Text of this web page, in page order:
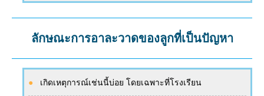
ลักษณะการอาละวาดของลูกที่เป็นปัญหา
เกิดเหตุการณ์เช่นนี้บ่อย โดยเฉพาะที่โรงเรียน